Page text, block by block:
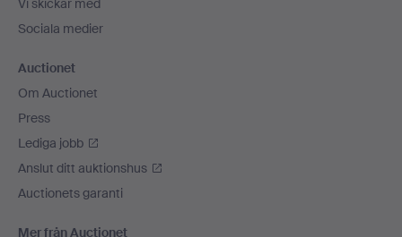
Vi skickar med
Sociala medier
Auctionet
Om Auctionet
Press
Lediga jobb
Anslut ditt auktionshus
Auctionets garanti
Mer från Auctionet